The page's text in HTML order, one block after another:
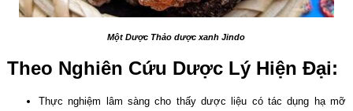
Một Dược Thảo dược xanh Jindo
Theo Nghiên Cứu Dược Lý Hiện Đại:
Thực nghiệm lâm sàng cho thấy dược liệu có tác dụng hạ mỡ